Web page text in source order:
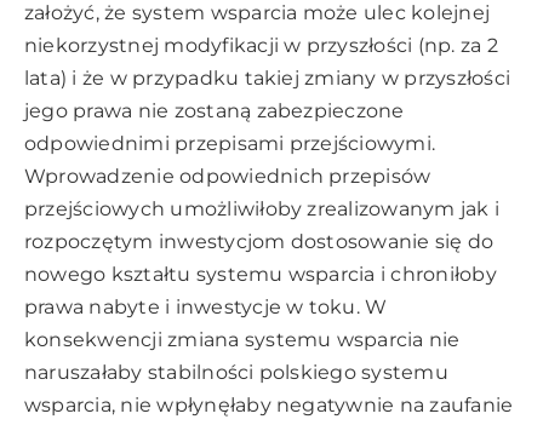
założyć, że system wsparcia może ulec kolejnej
niekorzystnej modyfikacji w przyszłości (np. za 2
lata) i że w przypadku takiej zmiany w przyszłości
jego prawa nie zostaną zabezpieczone
odpowiednimi przepisami przejściowymi.
Wprowadzenie odpowiednich przepisów
przejściowych umożliwiłoby zrealizowanym jak i
rozpoczętym inwestycjom dostosowanie się do
nowego kształtu systemu wsparcia i chroniłoby
prawa nabyte i inwestycje w toku. W
konsekwencji zmiana systemu wsparcia nie
naruszałaby stabilności polskiego systemu
wsparcia, nie wpłynęłaby negatywnie na zaufanie